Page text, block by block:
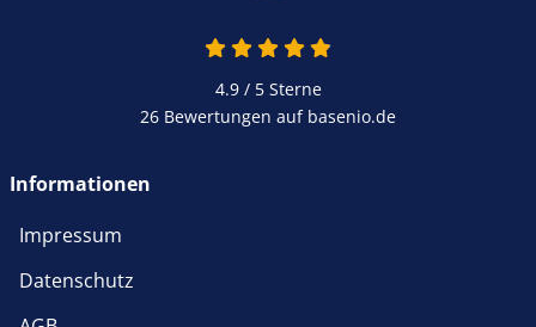
4.9 von 5
4.9 / 5Sterne
26 Bewertungen auf basenio.de
Informationen
Impressum
Datenschutz